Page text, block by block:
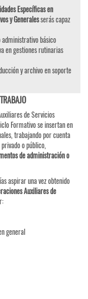
Específicas en
y Generalesserás capaz
administrativo básico
en gestiones rutinarias
y archivo en soporte
de Servicios
Formativo se insertan en
trabajando por cuenta
o público,
de administración o
aspirar una vez obtenido
Auxiliares de
general